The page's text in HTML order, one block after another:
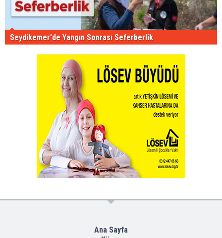
Seydikemer'de Yangın Sonrası Seferberlik
Ana Sayfa